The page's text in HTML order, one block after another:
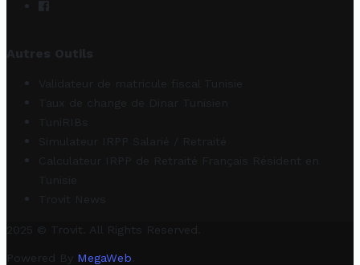
Autres Outils
Validateur de matricule fiscal Tunisie
Taux de change de Dinar Tunisien
TuniRIBs
Simulateur IRPP Salarié / Retraité
Calculateur IRPP de Retraité Français Résident en
Tunisie
Trovit News
2025 © Trovit. All Rights Reserved.
Powered By MegaWeb